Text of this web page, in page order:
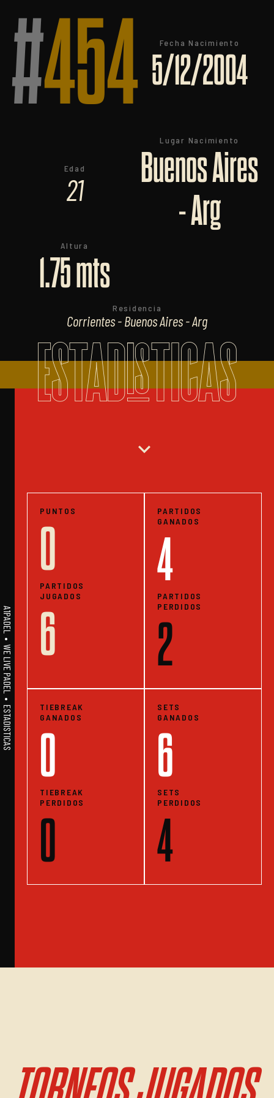
#454 Fecha Nacimiento
5/12/2004
Edad
21
Lugar Nacimiento
Buenos Aires
- Arg
Altura
1.75 mts
Residencia
Corrientes - Buenos Aires - Arg
ESTADISTICAS
A1PADEL • WE LIVE PADEL • ESTADISTICAS
expand_more
PUNTOS
0
PARTIDOS
JUGADOS
6
PARTIDOS
GANADOS
4
PARTIDOS
PERDIDOS
2
TIEBREAK
GANADOS
0
TIEBREAK
PERDIDOS
0
SETS
GANADOS
6
SETS
PERDIDOS
4